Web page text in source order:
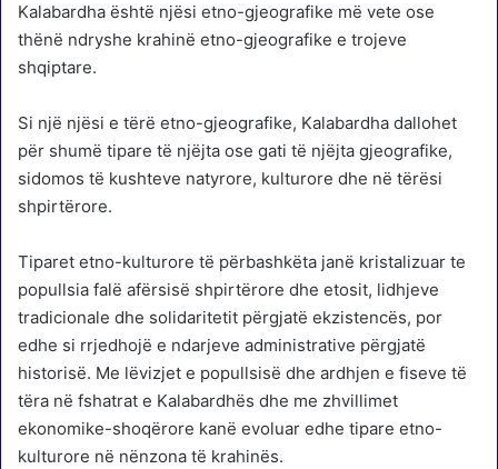
Kalabardha është njësi etno-gjeografike më vete ose
thënë ndryshe krahinë etno-gjeografike e trojeve
shqiptare.
Si një njësi e tërë etno-gjeografike, Kalabardha dallohet
për shumë tipare të njëjta ose gati të njëjta gjeografike,
sidomos të kushteve natyrore, kulturore dhe në tërësi
shpirtërore.
Tiparet etno-kulturore të përbashkëta janë kristalizuar te
popullsia falë afërsisë shpirtërore dhe etosit, lidhjeve
tradicionale dhe solidaritetit përgjatë ekzistencës, por
edhe si rrjedhojë e ndarjeve administrative përgjatë
historisë. Me lëvizjet e popullsisë dhe ardhjen e fiseve të
tëra në fshatrat e Kalabardhës dhe me zhvillimet
ekonomike-shoqërore kanë evoluar edhe tipare etno-
kulturore në nënzona të krahinës.